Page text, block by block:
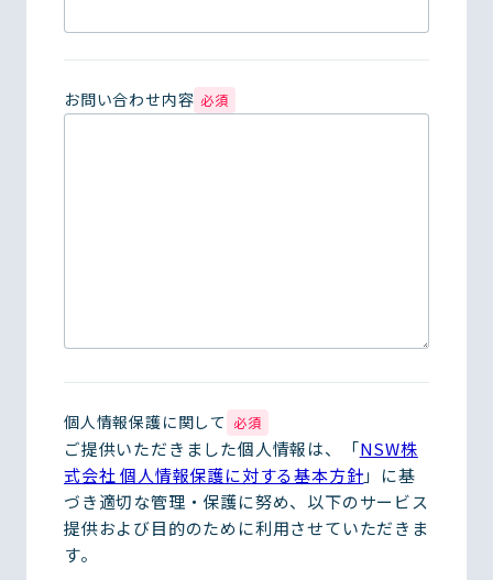
お問い合わせ内容 必須
個人情報保護に関して 必須
ご提供いただきました個人情報は、「NSW株
式会社 個人情報保護に対する基本方針」に基
づき適切な管理・保護に努め、以下のサービス
提供および目的のために利用させていただきま
す。